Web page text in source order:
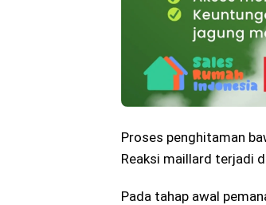
Proses penghitaman
Reaksi maillard terjadi
Pada tahap awal